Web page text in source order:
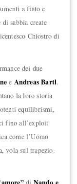
a fiato e
di sabbia create
Chiostro di
dei due
e Andreas Bartl.
la loro storia
equilibrismi,
fino all’exploit
come l’Uomo
vola sul trapezio.